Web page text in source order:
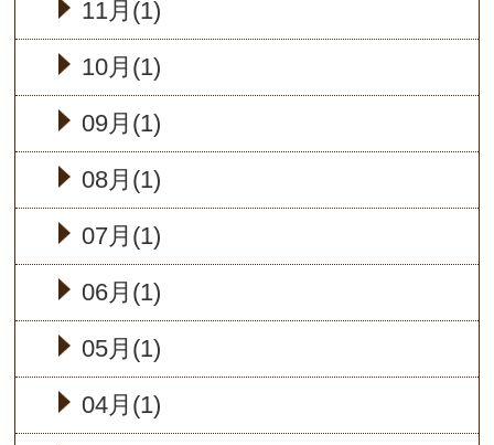
11月(1)
10月(1)
09月(1)
08月(1)
07月(1)
06月(1)
05月(1)
04月(1)